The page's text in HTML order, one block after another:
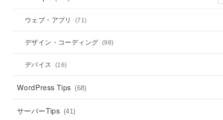
ウェブ・アプリ (71)
デザイン・コーディング (98)
デバイス (16)
WordPress Tips (68)
サーバーTips (41)